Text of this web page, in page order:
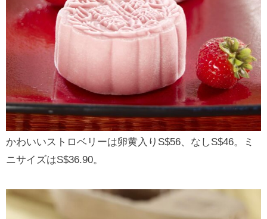
かわいいストロベリーは卵黄入りS$56、なしS$46。ミ
ニサイズはS$36.90。